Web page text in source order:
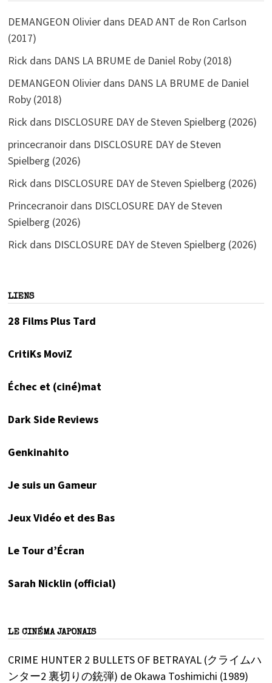
DEMANGEON Olivierdans DEAD ANT de Ron Carlson
(2017)
Rick dans DANS LA BRUME de Daniel Roby (2018)
DEMANGEON Olivierdans DANS LA BRUME de Daniel
Roby (2018)
Rick dans DISCLOSURE DAY de Steven Spielberg (2026)
princecranoirdans DISCLOSURE DAY de Steven
Spielberg (2026)
Rick dans DISCLOSURE DAY de Steven Spielberg (2026)
Princecranoirdans DISCLOSURE DAY de Steven
Spielberg (2026)
Rick dans DISCLOSURE DAY de Steven Spielberg (2026)
LIENS
28 Films Plus Tard
CritiKs MoviZ
Échec et (ciné)mat
Dark Side Reviews
Genkinahito
Je suis un Gameur
Jeux Vidéo et des Bas
Le Tour d’Écran
Sarah Nicklin (official)
LE CINÉMA JAPONAIS
CRIME HUNTER 2 BULLETS OF BETRAYAL (クライムハ
ンター2 裏切りの銃弾) de Okawa Toshimichi (1989)